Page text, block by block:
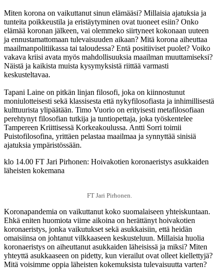
Miten korona on vaikuttanut sinun elämääsi? Millaisia ajatuksia ja
tunteita poikkeustila ja eristäytyminen ovat tuoneet esiin? Onko
elämää koronan jälkeen, vai olemmeko siirtyneet kokonaan uuteen
ja ennustamattomaan tulevaisuuden aikaan? Mitä korona aiheuttaa
maailmanpolitiikassa tai taloudessa? Entä positiiviset puolet? Voiko
vakava kriisi avata myös mahdollisuuksia maailman muuttamiseksi?
Näistä ja kaikista muista kysymyksistä riittää varmasti
keskusteltavaa.
Tapani Laine on pitkän linjan filosofi, joka on kiinnostunut
moniulotteisesti sekä klassisesta että nykyfilosofiasta ja inhimillisestä
kulttuurista ylipäätään. Timo Vuorio on erityisesti metafilosofiaan
perehtynyt filosofian tutkija ja tuntiopettaja, joka työskentelee
Tampereen Kriittisessä Korkeakoulussa. Antti Sorri toimii
Puistofilosofina, yrittäen pelastaa maailmaa ja synnyttää sinisiä
ajatuksia ympäristössään.
klo 14.00 FT Jari Pirhonen: Hoivakotien koronaeristys asukkaiden
läheisten kokemana
FT Jari Pirhonen.
Koronapandemia on vaikuttanut koko suomalaiseen yhteiskuntaan.
Ehkä eniten huomiota viime aikoina on herättänyt hoivakotien
koronaeristys, jonka vaikutukset sekä asukkaisiin, että heidän
omaisiinsa on johtanut vilkkaaseen keskusteluun. Millaisia huolia
koronaeristys on aiheuttanut asukkaiden läheisissä ja miksi? Miten
yhteyttä asukkaaseen on pidetty, kun vierailut ovat olleet kiellettyjä?
Mitä voisimme oppia läheisten kokemuksista tulevaisuutta varten?